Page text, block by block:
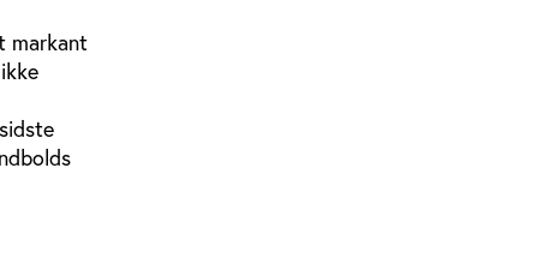
markant